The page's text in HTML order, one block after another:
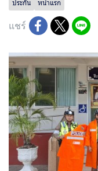
ประกัน หน้าแรก
แชร์